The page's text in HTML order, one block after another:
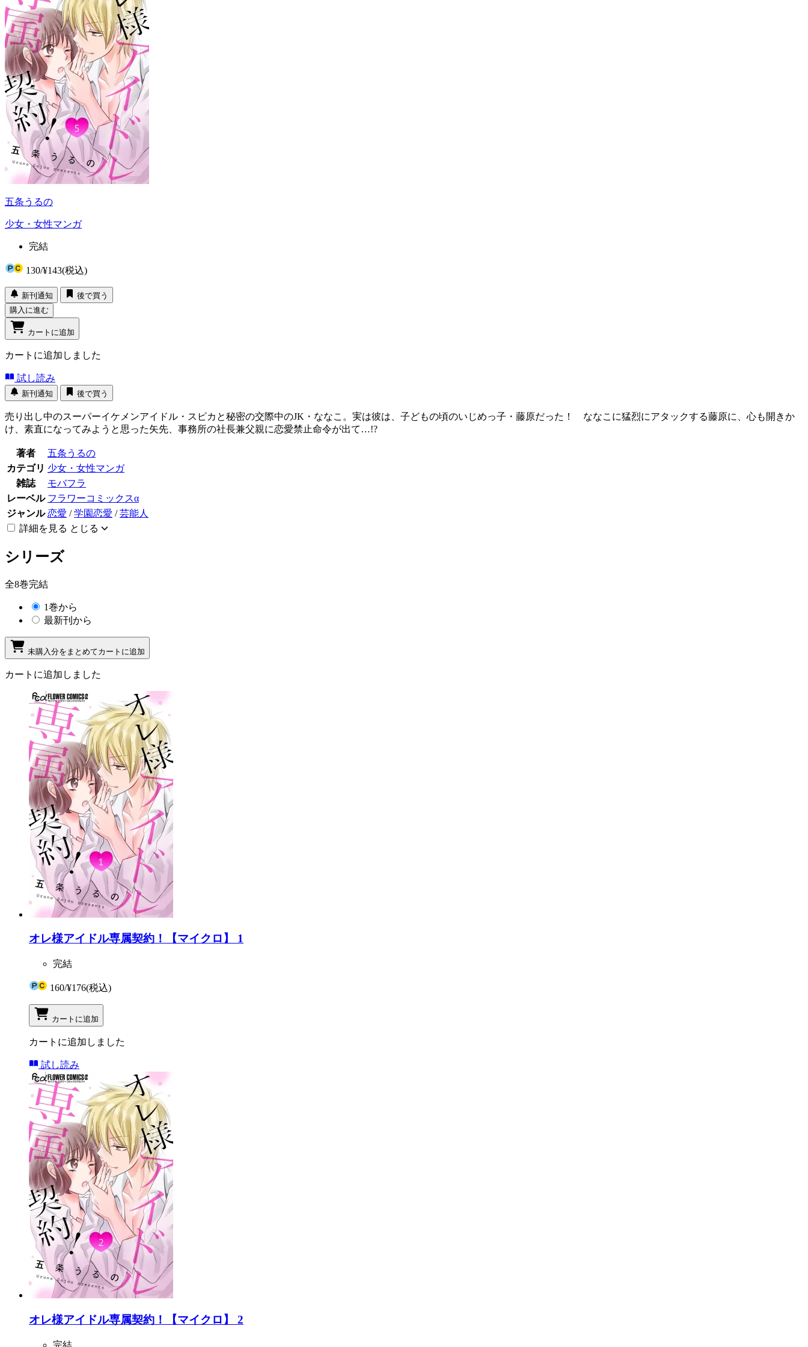
五条うるの
少女・女性マンガ
完結
130/¥143(税込)
新刊通知
後で買う
購入に進む
カートに追加
カートに追加しました
試し読み
新刊通知 後で買う
売り出し中のスーパーイケメンアイドル・スピカと秘密の交際中のJK・ななこ。実は彼は、子どもの頃のいじめっ子・藤原だった！ ななこに猛烈にアタックする藤原に、心も開きか
け、素直になってみようと思った矢先、事務所の社長兼父親に恋愛禁止命令が出て…!?
著者
五条うるの
カテゴリ 少女・女性マンガ
雑誌
モバフラ
レーベル フラワーコミックスα
ジャンル 恋愛 /学園恋愛 /芸能人
詳細を見る とじる
シリーズ
全8巻完結
1巻から
最新刊から
未購入分をまとめてカートに追加
カートに追加しました
オレ様アイドル専属契約！【マイクロ】 1
完結
160/¥176(税込)
カートに追加
カートに追加しました
試し読み
オレ様アイドル専属契約！【マイクロ】 2
完結